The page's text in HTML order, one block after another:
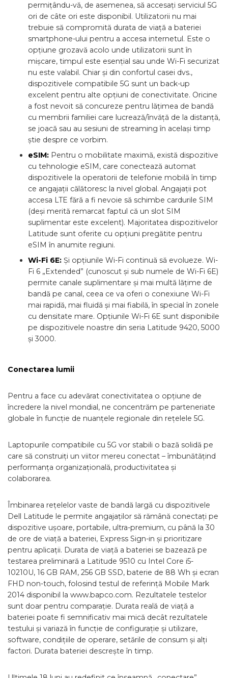
permițându-vă, de asemenea, să accesați serviciul 5G
ori de câte ori este disponibil. Utilizatorii nu mai
trebuie să compromită durata de viață a bateriei
smartphone-ului pentru a accesa internetul. Este o
opțiune grozavă acolo unde utilizatorii sunt în
mișcare, timpul este esențial sau unde Wi-Fi securizat
nu este valabil. Chiar și din confortul casei dvs.,
dispozitivele compatibile 5G sunt un back-up
excelent pentru alte opțiuni de conectivitate. Oricine
a fost nevoit să concureze pentru lățimea de bandă
cu membrii familiei care lucrează/învăță de la distanță,
se joacă sau au sesiuni de streaming în același timp
știe despre ce vorbim.
eSIM: Pentru o mobilitate maximă, există dispozitive
cu tehnologie eSIM, care conectează automat
dispozitivele la operatorii de telefonie mobilă în timp
ce angajații călătoresc la nivel global. Angajații pot
accesa LTE fără a fi nevoie să schimbe cardurile SIM
(deși merită remarcat faptul că un slot SIM
suplimentar este excelent). Majoritatea dispozitivelor
Latitude sunt oferite cu opțiuni pregătite pentru
eSIM în anumite regiuni.
Wi-Fi 6E: Și opțiunile Wi-Fi continuă să evolueze. Wi-
Fi 6 „Extended” (cunoscut și sub numele de Wi-Fi 6E)
permite canale suplimentare și mai multă lățime de
bandă pe canal, ceea ce va oferi o conexiune Wi-Fi
mai rapidă, mai fluidă și mai fiabilă, în special în zonele
cu densitate mare. Opțiunile Wi-Fi 6E sunt disponibile
pe dispozitivele noastre din seria Latitude 9420, 5000
și 3000.
Conectarea lumii
Pentru a face cu adevărat conectivitatea o opțiune de
încredere la nivel mondial, ne concentrăm pe parteneriate
globale în funcție de nuanțele regionale din rețelele 5G.
Laptopurile compatibile cu 5G vor stabili o bază solidă pe
care să construiți un viitor mereu conectat – îmbunătățind
performanța organizațională, productivitatea și
colaborarea.
Îmbinarea rețelelor vaste de bandă largă cu dispozitivele
Dell Latitude le permite angajaților să rămână conectați pe
dispozitive ușoare, portabile, ultra-premium, cu până la 30
de ore de viață a bateriei, Express Sign-in și prioritizare
pentru aplicații. Durata de viață a bateriei se bazează pe
testarea preliminară a Latitude 9510 cu Intel Core i5-
10210U, 16 GB RAM, 256 GB SSD, baterie de 88 Wh și ecran
FHD non-touch, folosind testul de referință Mobile Mark
2014 disponibil la www.bapco.com. Rezultatele testelor
sunt doar pentru comparație. Durata reală de viață a
bateriei poate fi semnificativ mai mică decât rezultatele
testului și variază în funcție de configurație și utilizare,
software, condițiile de operare, setările de consum și alți
factori. Durata bateriei descrește în timp.